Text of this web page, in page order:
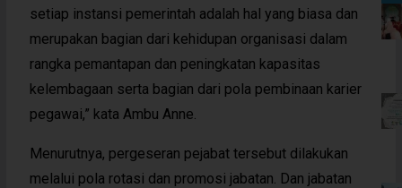
setiap instansi pemerintah adalah hal yang biasa dan
merupakan bagian dari kehidupan organisasi dalam
rangka pemantapan dan peningkatan kapasitas
kelembagaan serta bagian dari pola pembinaan karier
pegawai,” kata Ambu Anne.
Menurutnya, pergeseran pejabat tersebut dilakukan
melalui pola rotasi dan promosi jabatan. Dan jabatan